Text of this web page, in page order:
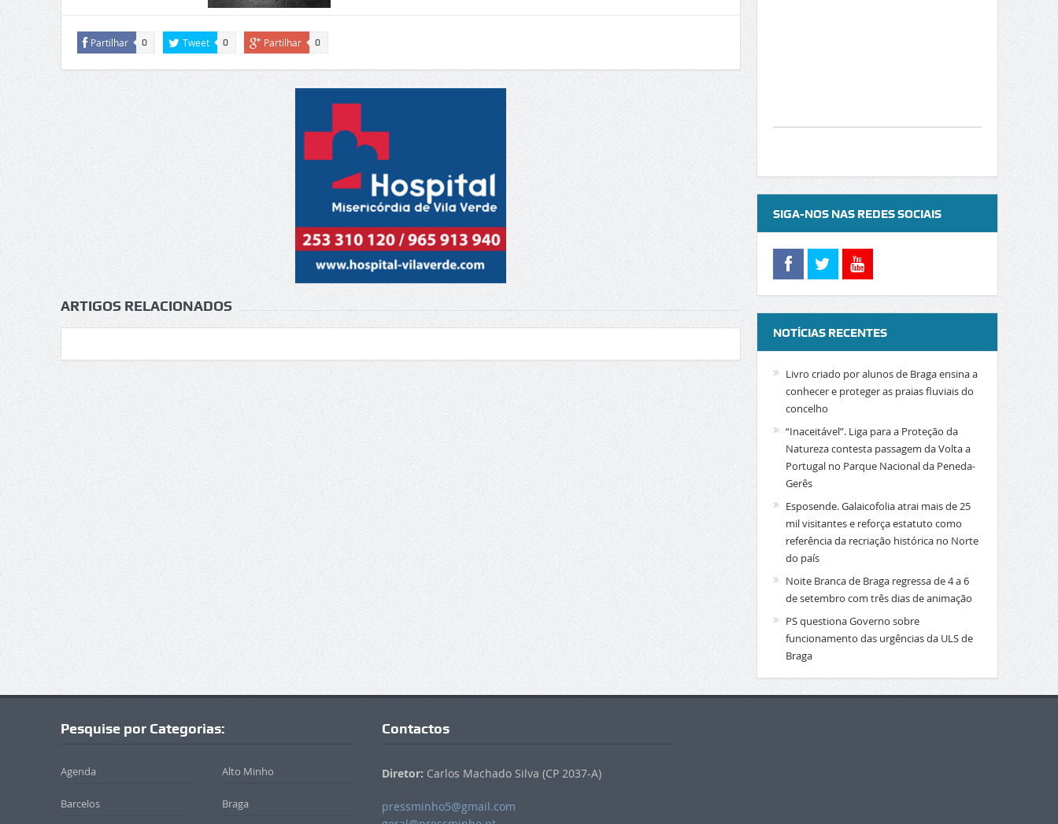
Partilhar 0 Tweet 0 Partilhar 0
ARTIGOS RELACIONADOS
SIGA-NOS NAS REDES SOCIAIS
NOTÍCIAS RECENTES
Livro criado por alunos de Braga ensina a
conhecer e proteger as praias fluviais do
concelho
“Inaceitável”. Liga para a Proteção da
Natureza contesta passagem da Volta a
Portugal no Parque Nacional da Peneda-
Gerês
Esposende. Galaicofolia atrai mais de 25
mil visitantes e reforça estatuto como
referência da recriação histórica no Norte
do país
Noite Branca de Braga regressa de 4 a 6
de setembro com três dias de animação
PS questiona Governo sobre
funcionamento das urgências da ULS de
Braga
Pesquise por Categorias:
Agenda Alto Minho
Barcelos Braga
Contactos
Diretor: Carlos Machado Silva (CP 2037-A)
pressminho5@gmail.com